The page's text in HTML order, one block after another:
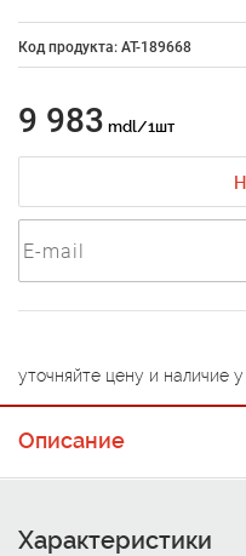
Код продукта: AT-189668
9 983 mdl/1шт
уточняйте цену и наличие
Описание
Характеристики